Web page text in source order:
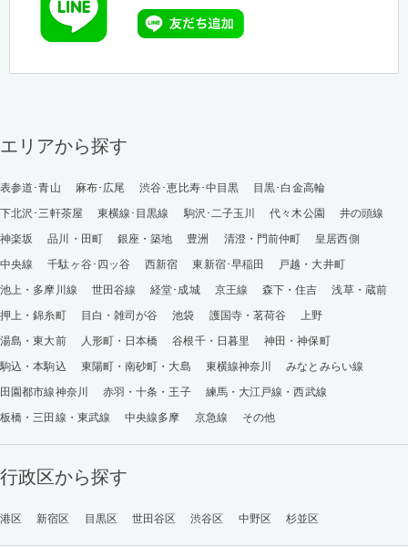
エリアから探す
表参道･青山 麻布･広尾 渋谷･恵比寿･中目黒
目黒･白金高輪
下北沢･三軒茶屋
東横線･目黒線 駒沢･二子玉川 代々木公園
井の頭線
神楽坂
品川・田町 銀座・築地 豊洲 清澄・門前仲町
皇居西側
中央線
千駄ヶ谷･四ッ谷 西新宿 東新宿･早稲田
戸越・大井町
池上・多摩川線
世田谷線 経堂･成城 京王線 森下・住吉
浅草・蔵前
押上・錦糸町
目白・雑司が谷 池袋 護国寺・茗荷谷
上野
湯島・東大前
人形町・日本橋 谷根千・日暮里
神田・神保町
駒込・本駒込
東陽町・南砂町・大島 東横線神奈川
みなとみらい線
田園都市線神奈川
赤羽・十条・王子
練馬・大江戸線・西武線
板橋・三田線・東武線
中央線多摩 京急線 その他
行政区から探す
港区 新宿区 目黒区 世田谷区 渋谷区 中野区 杉並区